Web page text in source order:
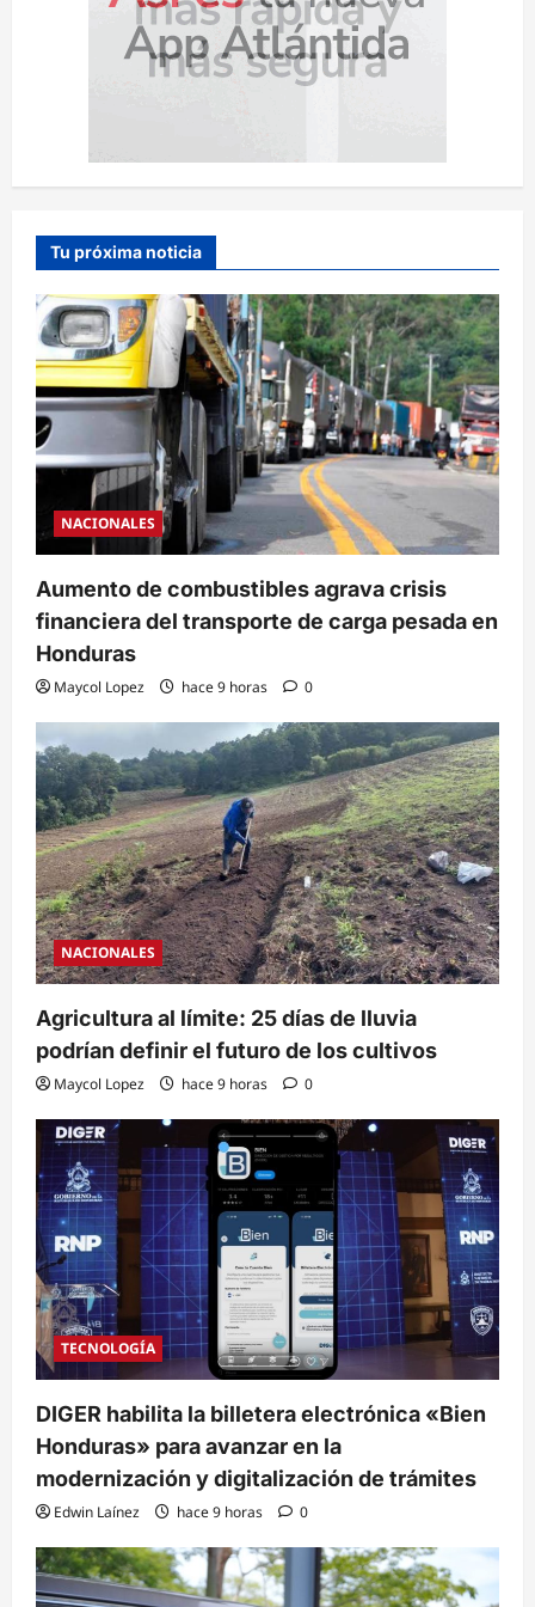
Tu próxima noticia
NACIONALES
Aumento de combustibles agrava crisis
financiera del transporte de carga pesada en
Honduras
Maycol Lopez hace 9 horas 0
NACIONALES
Agricultura al límite: 25 días de lluvia
podrían definir el futuro de los cultivos
Maycol Lopez hace 9 horas 0
TECNOLOGÍA
DIGER habilita la billetera electrónica «Bien
Honduras» para avanzar en la
modernización y digitalización de trámites
Edwin Laínez hace 9 horas 0